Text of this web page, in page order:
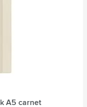
A5 carnet